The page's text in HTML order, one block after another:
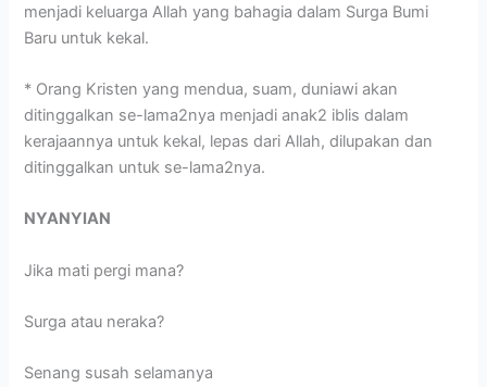
menjadi keluarga Allah yang bahagia dalam Surga Bumi
Baru untuk kekal.
* Orang Kristen yang mendua, suam, duniawi akan
ditinggalkan se-lama2nya menjadi anak2 iblis dalam
kerajaannya untuk kekal, lepas dari Allah, dilupakan dan
ditinggalkan untuk se-lama2nya.
NYANYIAN
Jika mati pergi mana?
Surga atau neraka?
Senang susah selamanya